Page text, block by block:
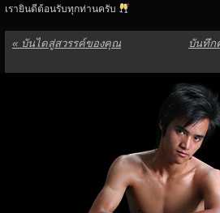
เรายินดีต้อนรับทุกท่านครับ
« บันไดสู่สวรรค์ของคุณ
บันทึก